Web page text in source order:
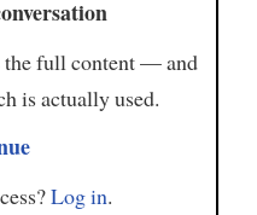
the full content — and
is actually used.
Log in.